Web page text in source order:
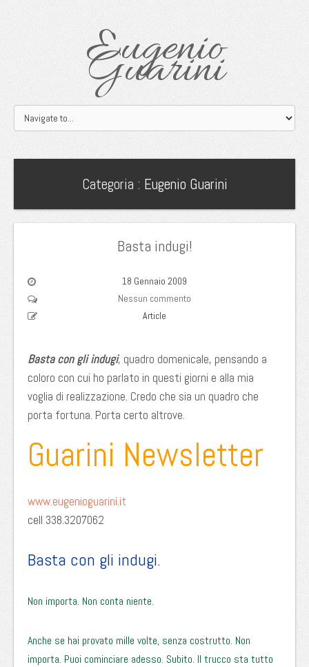
Eugenio
Guarini
Categoria : Eugenio Guarini
Basta indugi!
18 Gennaio 2009
Nessun commento
Article
Basta con gli indugi, quadro domenicale, pensando a
coloro con cui ho parlato in questi giorni e alla mia
voglia di realizzazione. Credo che sia un quadro che
porta fortuna. Porta certo altrove.
Guarini Newsletter
www.eugenioguarini.it
cell 338.3207062
Basta con gli indugi.
Non importa. Non conta niente.
Anche se hai provato mille volte, senza costrutto. Non
importa. Puoi cominciare adesso. Subito. Il trucco sta tutto